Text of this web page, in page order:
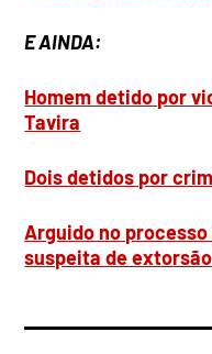
E AINDA:
Homem detido por
Tavira
Dois detidos por
Arguido no
suspeita de